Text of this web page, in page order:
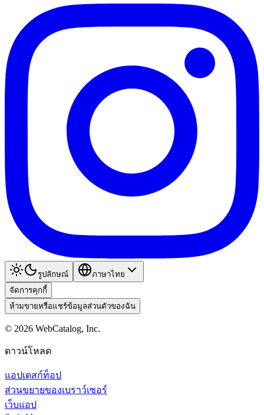
รูปลักษณ์
ภาษาไทย
จัดการคุกกี้
ห้ามขายหรือแชร์ข้อมูลส่วนตัวของฉัน
© 2026 WebCatalog, Inc.
ดาวน์โหลด
แอปเดสก์ท็อป
ส่วนขยายของเบราว์เซอร์
เว็บแอป